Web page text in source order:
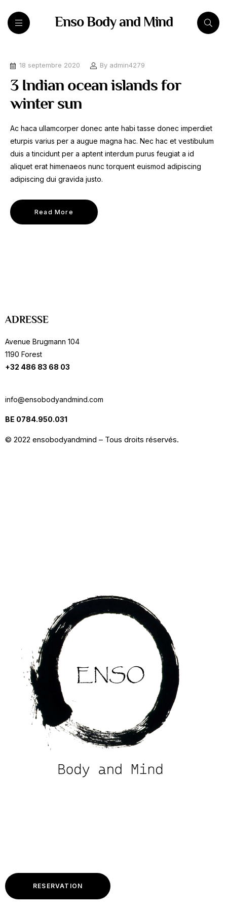
Enso Body and Mind
18 septembre 2020 By admin4279
3 Indian ocean islands for
winter sun
Ac haca ullamcorper donec ante habi tasse donec imperdiet
eturpis varius per a augue magna hac. Nec hac et vestibulum
duis a tincidunt per a aptent interdum purus feugiat a id
aliquet erat himenaeos nunc torquent euismod adipiscing
adipiscing dui gravida justo.
Read More
ADRESSE
Avenue Brugmann 104
1190 Forest
+32 486 83 68 03
info@ensobodyandmind.com
BE 0784.950.031
© 2022 ensobodyandmind – Tous droits réservés.
RESERVATION